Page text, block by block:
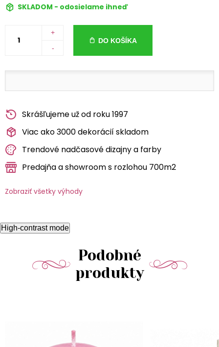
SKLADOM - odosielame ihneď
+
-
DO KOŠÍKA
Skrášľujeme už od roku 1997
Viac ako 3000 dekorácií skladom
Trendové nadčasové dizajny a farby
Predajňa a showroom s rozlohou 700m2
Zobraziť všetky výhody
High-contrast mode
Podobné
produkty